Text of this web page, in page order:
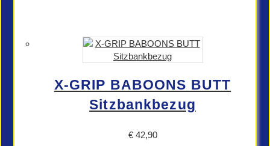
X-GRIP BABOONS BUTT
Sitzbankbezug
€42,90